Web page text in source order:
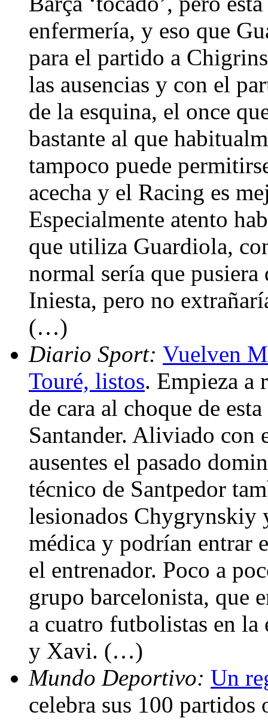
enfermería, y eso que
para el partido a
las ausencias y con el
de la esquina, el once
bastante al que
tampoco puede
acecha y el Racing es
Especialmente atento
que utiliza Guardiola,
normal sería que
Iniesta, pero no
(…)
Diario Sport: Vuelven
Touré, listos. Empieza a
de cara al choque de
Santander. Aliviado con
ausentes el pasado
técnico de Santpedor
lesionados Chygrynskiy
médica y podrían entrar
el entrenador. Poco a
grupo barcelonista, que
a cuatro futbolistas en
y Xavi. (…)
Mundo Deportivo: Un
celebra sus 100